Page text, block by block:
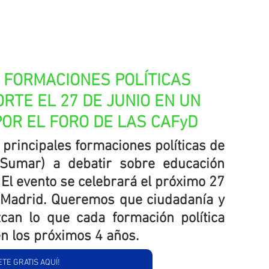
POLÍTICAS
EL 27 DE JUNIO EN UN
EL FORO DE LAS CAFyD
principales formaciones políticas de
a debatir sobre educación
evento se celebrará el próximo 27
Queremos que ciudadanía y
lo que cada formación política
los próximos 4 años.
GRATIS AQUÍ!